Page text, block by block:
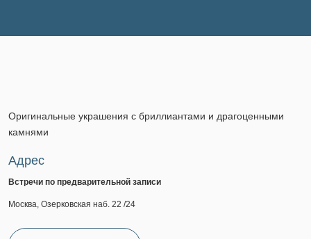
Оригинальные украшения с бриллиантами и драгоценными
камнями
Адрес
Встречи по предварительной записи
Москва, Озерковская наб. 22 /24